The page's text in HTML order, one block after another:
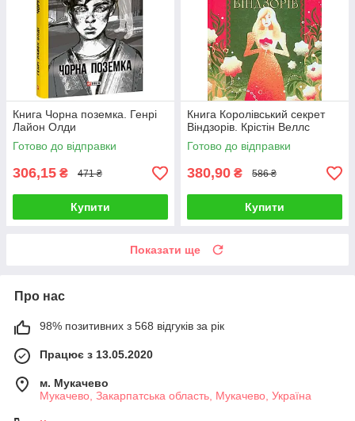
Книга Чорна поземка. Генрi
Лайон Олди
Готово до відправки
306,15 ₴ 471 ₴
Купити
Книга Королівський секрет
Віндзорів. Крістін Веллс
Готово до відправки
380,90 ₴ 586 ₴
Купити
Показати ще
Про нас
98% позитивних з 568 відгуків за рік
Працює з 13.05.2020
м. Мукачево
Мукачево, Закарпатська область, Мукачево, Україна